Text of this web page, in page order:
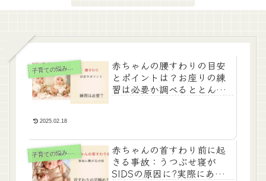
子育ての悩み・体験談
赤ちゃんの腰すわりの目安
とポイントは？お座りの練
習は必要か調べるととんで
2025.02.18
子育ての悩み・体験談
赤ちゃんの首すわり前に起
きる事故：うつぶせ寝が
SIDSの原因に?実際にあっ